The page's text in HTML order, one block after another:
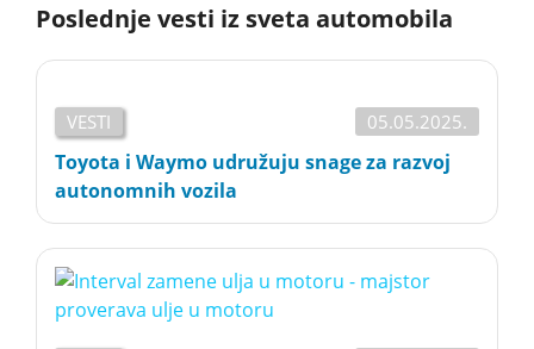
Poslednje vesti iz sveta automobila
VESTI 05.05.2025.
Toyota i Waymo udružuju snage za razvoj
autonomnih vozila